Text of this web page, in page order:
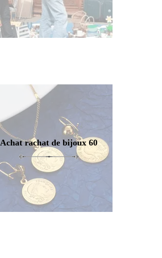
Achat rachat de bijoux 60